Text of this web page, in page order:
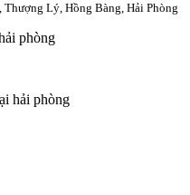
Lý, Hồng Bàng, Hải Phòng